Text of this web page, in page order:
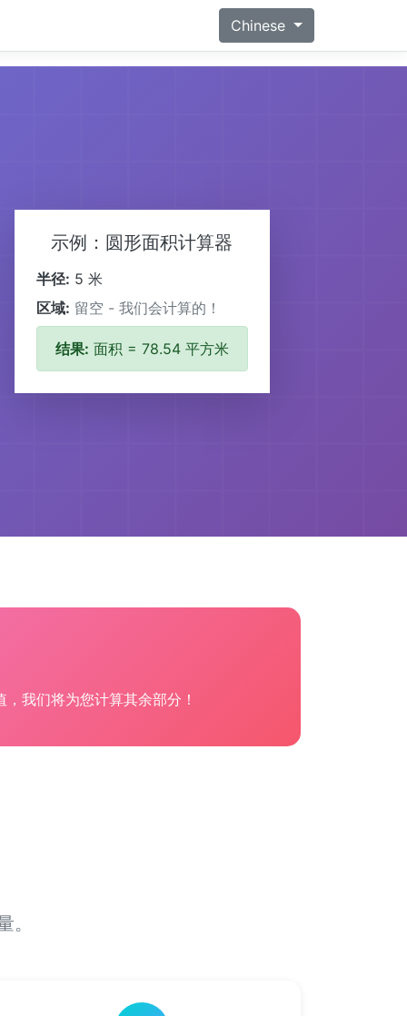
Chinese
示例：圆形面积计算器
半径: 5 米
区域: 留空 - 我们会计算的！
结果: 面积 = 78.54 平方米
我们将为您计算其余部分！
。